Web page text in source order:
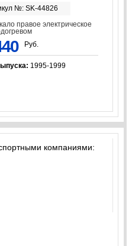
№: SK-44826
правое электрическое
Руб.
1995-1999
компаниями: